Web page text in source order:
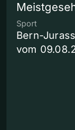
Sport
Bern-
vom